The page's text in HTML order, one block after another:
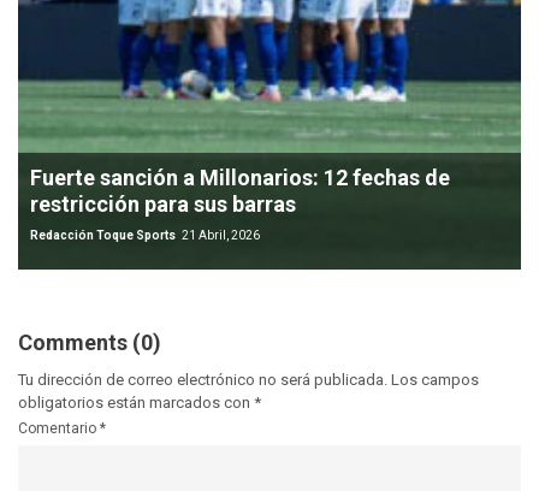
Fuerte sanción a Millonarios: 12 fechas de
restricción para sus barras
Redacción Toque Sports 21 Abril, 2026
Comments (0)
Tu dirección de correo electrónico no será publicada. Los campos
obligatorios están marcados con *
Comentario *